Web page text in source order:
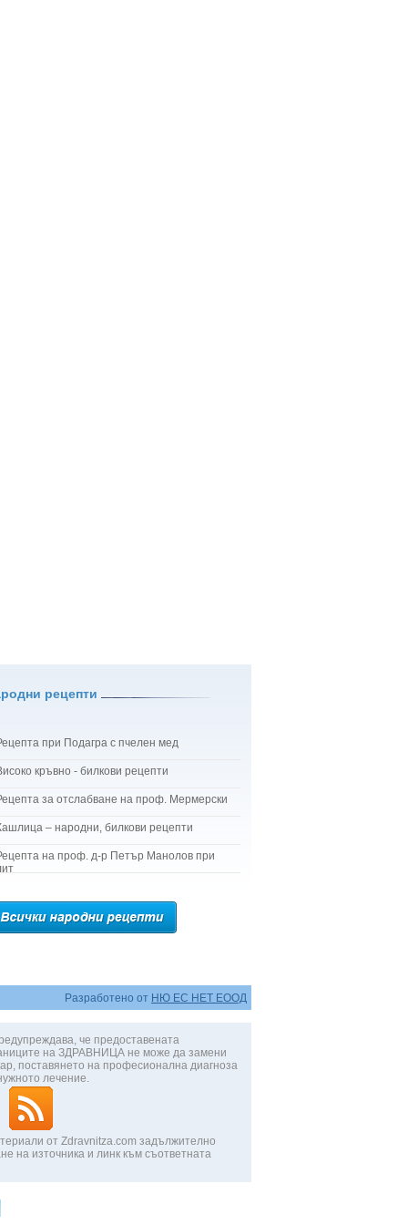
рецепти
при Подагра с пчелен мед
кръвно - билкови рецепти
за отслабване на проф. Мермерски
– народни, билкови рецепти
на проф. д-р Петър Манолов при
Разработено от НЮ ЕС НЕТ ЕООД
че предоставената
на ЗДРАВНИЦА не може да замени
поставянето на професионална диагноза
лечение.
от Zdravnitza.com задължително
на източника и линк към съответната